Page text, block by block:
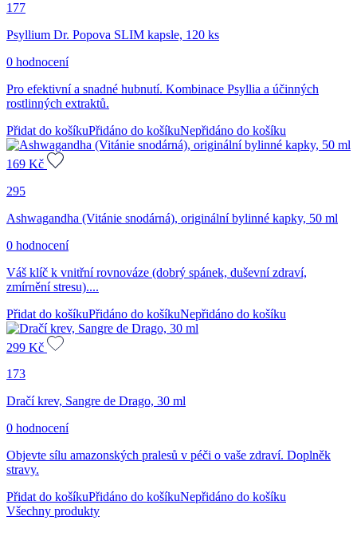
177
Psyllium Dr. Popova SLIM kapsle, 120 ks
0 hodnocení
Pro efektivní a snadné hubnutí. Kombinace Psyllia a účinných
rostlinných extraktů.
Přidat do košíkuPřidáno do košíkuNepřidáno do košíku
169 Kč
295
Ashwagandha (Vitánie snodárná), originální bylinné kapky, 50 ml
0 hodnocení
Váš klíč k vnitřní rovnováze (dobrý spánek, duševní zdraví,
zmírnění stresu)....
Přidat do košíkuPřidáno do košíkuNepřidáno do košíku
299 Kč
173
Dračí krev, Sangre de Drago, 30 ml
0 hodnocení
Objevte sílu amazonských pralesů v péči o vaše zdraví. Doplněk
stravy.
Přidat do košíkuPřidáno do košíkuNepřidáno do košíku
Všechny produkty